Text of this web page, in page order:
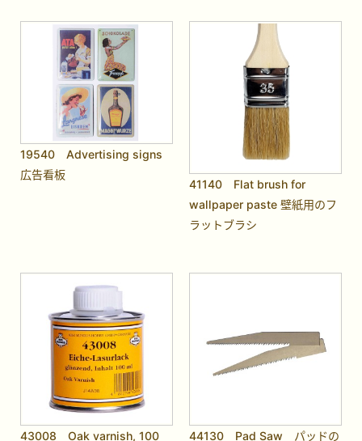
19540 Advertising signs
広告看板
41140 Flat brush for
wallpaper paste 壁紙用のフ
ラットブラシ
43008 Oak varnish, 100
44130 Pad Saw パッドの